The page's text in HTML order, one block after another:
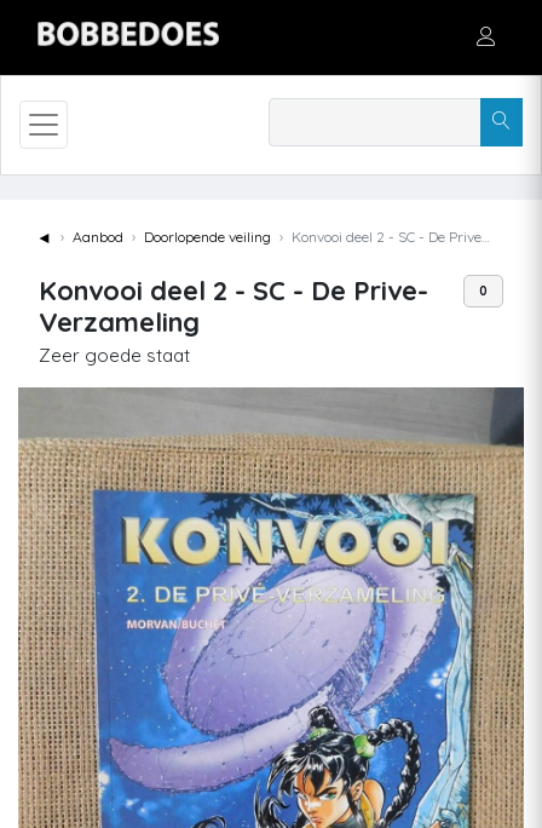
◄ Aanbod Doorlopende veiling Konvooi deel 2 - SC - De Prive-Verzameling
Konvooi deel 2 - SC - De Prive-
Verzameling
Zeer goede staat
0